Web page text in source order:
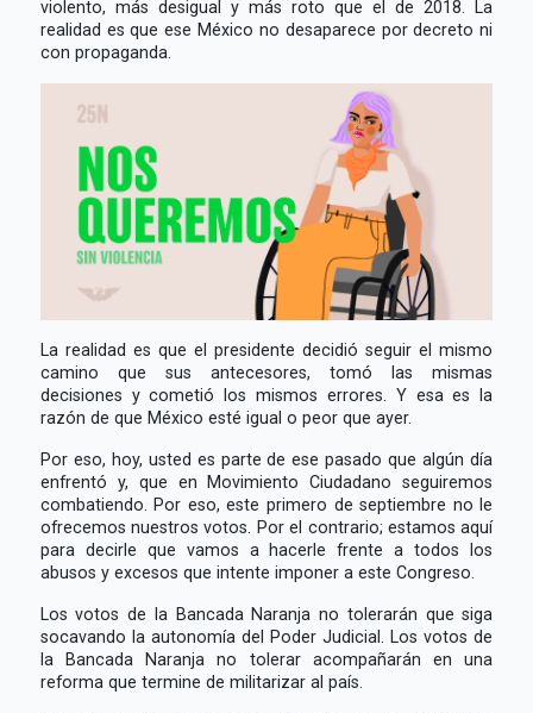
violento, más desigual y más roto que el de 2018. La
realidad es que ese México no desaparece por decreto ni
con propaganda.
La realidad es que el presidente decidió seguir el mismo
camino que sus antecesores, tomó las mismas
decisiones y cometió los mismos errores. Y esa es la
razón de que México esté igual o peor que ayer.
Por eso, hoy, usted es parte de ese pasado que algún día
enfrentó y, que en Movimiento Ciudadano seguiremos
combatiendo. Por eso, este primero de septiembre no le
ofrecemos nuestros votos. Por el contrario; estamos aquí
para decirle que vamos a hacerle frente a todos los
abusos y excesos que intente imponer a este Congreso.
Los votos de la Bancada Naranja no tolerarán que siga
socavando la autonomía del Poder Judicial. Los votos de
la Bancada Naranja no tolerar acompañarán en una
reforma que termine de militarizar al país.